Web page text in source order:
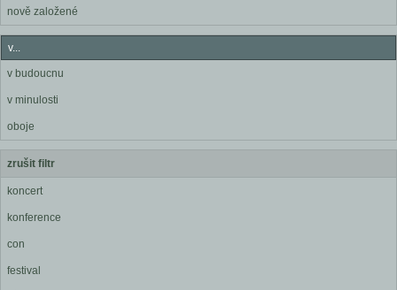
nově založené
v...
v budoucnu
v minulosti
oboje
zrušit filtr
koncert
konference
con
festival